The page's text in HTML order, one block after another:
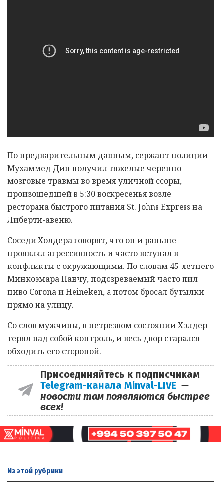
По предварительным данным, сержант полиции
Мухаммед Дин получил тяжелые черепно-
мозговые травмы во время уличной ссоры,
произошедшей в 5:30 воскресенья возле
ресторана быстрого питания St. Johns Express на
Либерти-авеню.
Cоседи Холдера говорят, что он и раньше
проявлял агрессивность и часто вступал в
конфликты с окружающими. По словам 45-летнего
Минкоэмара Панчу, подозреваемый часто пил
пиво Corona и Heineken, а потом бросал бутылки
прямо на улицу.
Со слов мужчины, в нетрезвом состоянии Холдер
терял над собой контроль, и весь двор старался
обходить его стороной.
Присоединяйтесь к подписчикам
Telegram-канала Minval-LIVE —
новости там появляются быстрее
всех!
Из этой рубрики